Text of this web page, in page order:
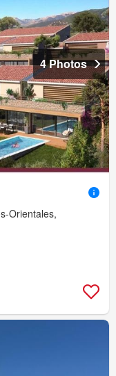
4 Photos
Orientales,